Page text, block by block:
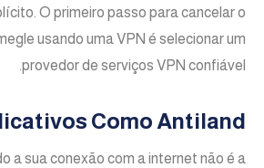
O primeiro passo para cancelar o
usando uma VPN é selecionar⁤ um
provedor de serviços VPN confiável.
Como Antiland
a sua conexão com a internet não é a